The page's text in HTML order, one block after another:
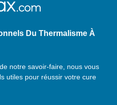
Du Thermalisme À
notre savoir-faire, nous vous
utiles pour réussir votre cure